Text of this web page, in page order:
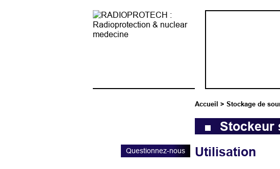
Accueil > Stockage de
Stockeur
Utilisation
Questionnez-nous